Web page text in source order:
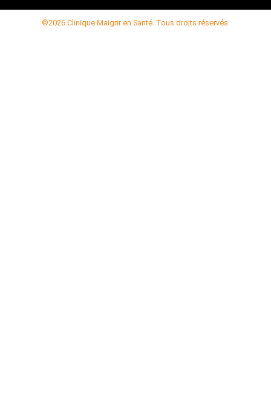
©2026 Clinique Maigrir en Santé. Tous droits réservés.